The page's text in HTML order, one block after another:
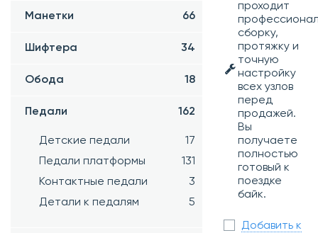
Манетки 66
Шифтера 34
Обода 18
Педали 162
Детские педали
17
Педали платформы
131
Контактные педали
3
Детали к педалям
5
проходит
сборку,
протяжку и
точную
настройку
всех узлов
перед
продажей.
Вы
получаете
полностью
готовый к
поездке
байк.
Добавить к